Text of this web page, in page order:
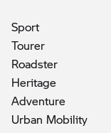
Sport()
Tourer
Roadster
Heritage
Adventure
Urban Mobility